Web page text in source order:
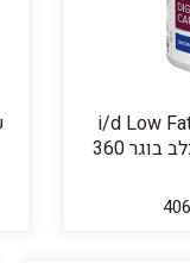
i/d Low
Diet דייג'סטיב קייר לכלב בוגר 360